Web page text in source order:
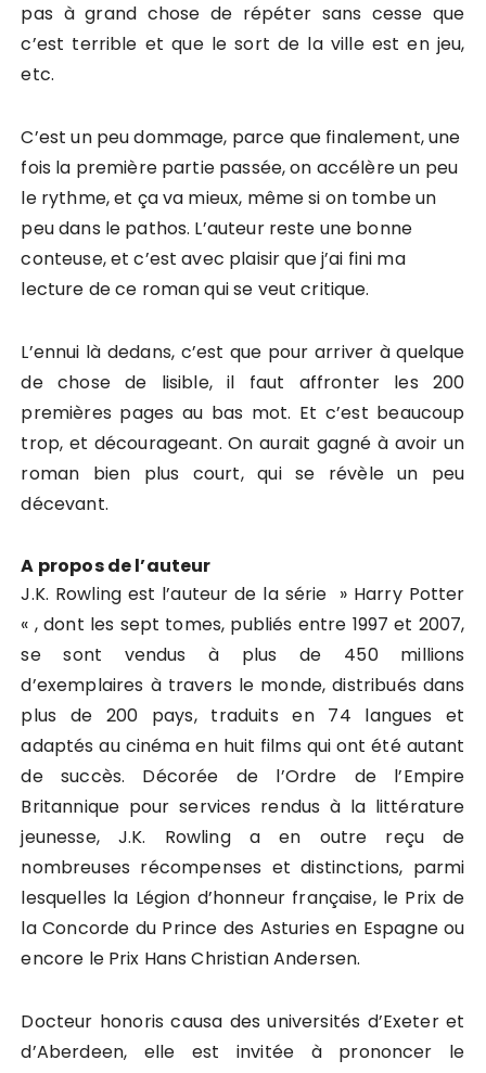
pas à grand chose de répéter sans cesse que
c’est terrible et que le sort de la ville est en jeu,
etc.
C’est un peu dommage, parce que finalement, une
fois la première partie passée, on accélère un peu
le rythme, et ça va mieux, même si on tombe un
peu dans le pathos. L’auteur reste une bonne
conteuse, et c’est avec plaisir que j’ai fini ma
lecture de ce roman qui se veut critique.
L’ennui là dedans, c’est que pour arriver à quelque
de chose de lisible, il faut affronter les 200
premières pages au bas mot. Et c’est beaucoup
trop, et décourageant. On aurait gagné à avoir un
roman bien plus court, qui se révèle un peu
décevant.
A propos de l’auteur
J.K. Rowling est l’auteur de la série » Harry Potter
« , dont les sept tomes, publiés entre 1997 et 2007,
se sont vendus à plus de 450 millions
d’exemplaires à travers le monde, distribués dans
plus de 200 pays, traduits en 74 langues et
adaptés au cinéma en huit films qui ont été autant
de succès. Décorée de l’Ordre de l’Empire
Britannique pour services rendus à la littérature
jeunesse, J.K. Rowling a en outre reçu de
nombreuses récompenses et distinctions, parmi
lesquelles la Légion d’honneur française, le Prix de
la Concorde du Prince des Asturies en Espagne ou
encore le Prix Hans Christian Andersen.
Docteur honoris causa des universités d’Exeter et
d’Aberdeen, elle est invitée à prononcer le